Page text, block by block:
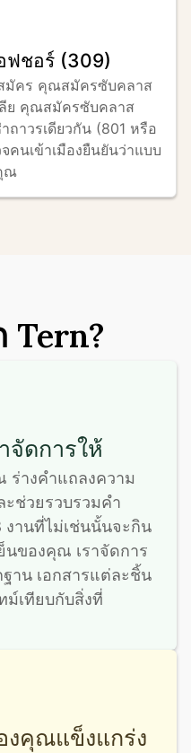
ฟชอร์ (309)
มัคร คุณสมัครซับคลาส
ย คุณสมัครซับคลาส
ถาวรเดียวกัน (801 หรือ
คนเข้าเมืองยืนยันว่าแบบ
ณ
Tern?
จัดการให้
ร่างคำแถลงความ
ช่วยรวบรวมคำ
งานที่ไม่เช่นนั้นจะกิน
นของคุณ เราจัดการ
น เอกสารแต่ละชิ้น
ม์เทียบกับสิ่งที่
งคุณแข็งแกร่ง